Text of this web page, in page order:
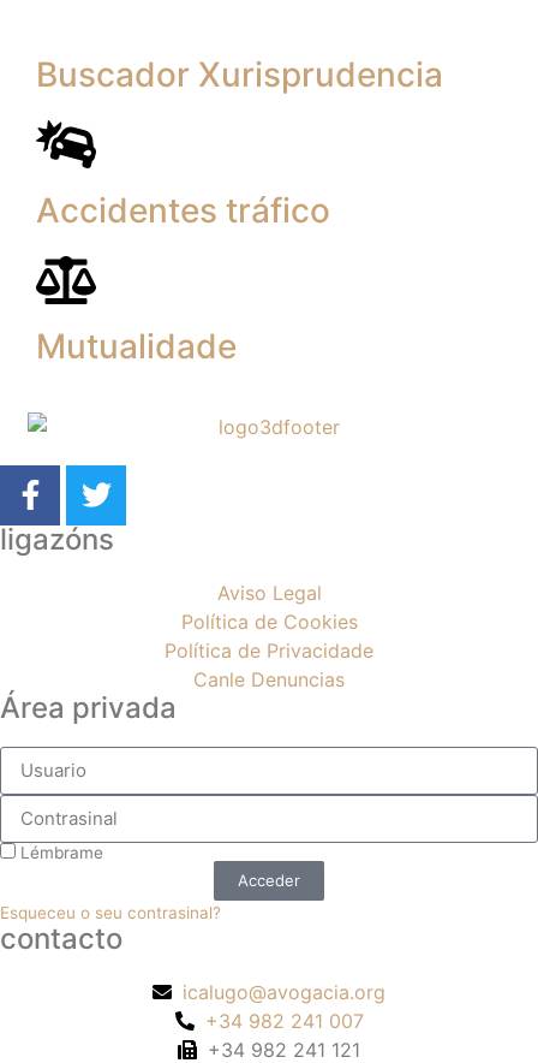
Buscador Xurisprudencia
Accidentes tráfico
Mutualidade
ligazóns
Aviso Legal
Política de Cookies
Política de Privacidade
Canle Denuncias
Área privada
Lémbrame
Acceder
Esqueceu o seu contrasinal?
contacto
icalugo@avogacia.org
+34 982 241 007
+34 982 241 121